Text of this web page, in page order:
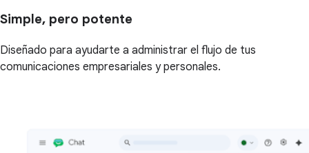
Simple, pero potente
Diseñado para ayudarte a administrar el flujo de tus
comunicaciones empresariales y personales.